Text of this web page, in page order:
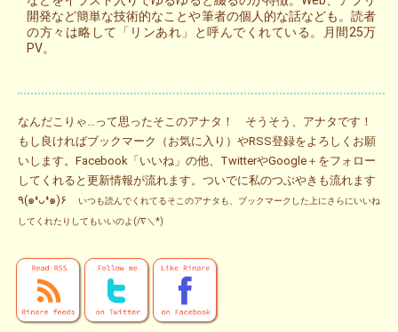
開発など簡単な技術的なことや筆者の個人的な話なども。読者
の方々は略して「リンあれ」と呼んでくれている。月間25万
PV。
なんだこりゃ…って思ったそこのアナタ！ そうそう、アナタです！
もし良ければブックマーク（お気に入り）やRSS登録をよろしくお願
いします。Facebook「いいね」の他、TwitterやGoogle＋をフォロー
してくれると更新情報が流れます。ついでに私のつぶやきも流れます
٩(๑❛ᴗ❛๑)۶
いつも読んでくれてるそこのアナタも、ブックマークした上にさらにいいね
してくれたりしてもいいのよ(/∇＼*)